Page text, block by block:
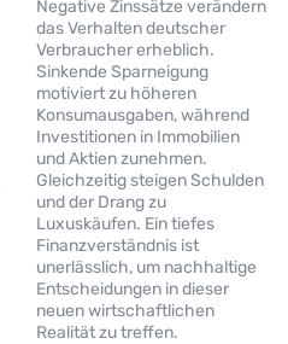
Negative Zinssätze verändern
das Verhalten deutscher
Verbraucher erheblich.
Sinkende Sparneigung
motiviert zu höheren
Konsumausgaben, während
Investitionen in Immobilien
und Aktien zunehmen.
Gleichzeitig steigen Schulden
und der Drang zu
Luxuskäufen. Ein tiefes
Finanzverständnis ist
unerlässlich, um nachhaltige
Entscheidungen in dieser
neuen wirtschaftlichen
Realität zu treffen.